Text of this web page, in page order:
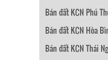
Bán đất KCN Phú
Bán đất KCN Hòa
Bán đất KCN Thái